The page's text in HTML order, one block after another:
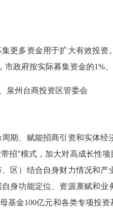
多资金用于扩大有效投资
政府按实际募集资金的1%、
泉州台商投资区管委会
、赋能招商引资和实体经
招”模式，加大对高成长性
区）结合自身财力情况和产
身功能定位、资源禀赋和
金100亿元和各类专项投